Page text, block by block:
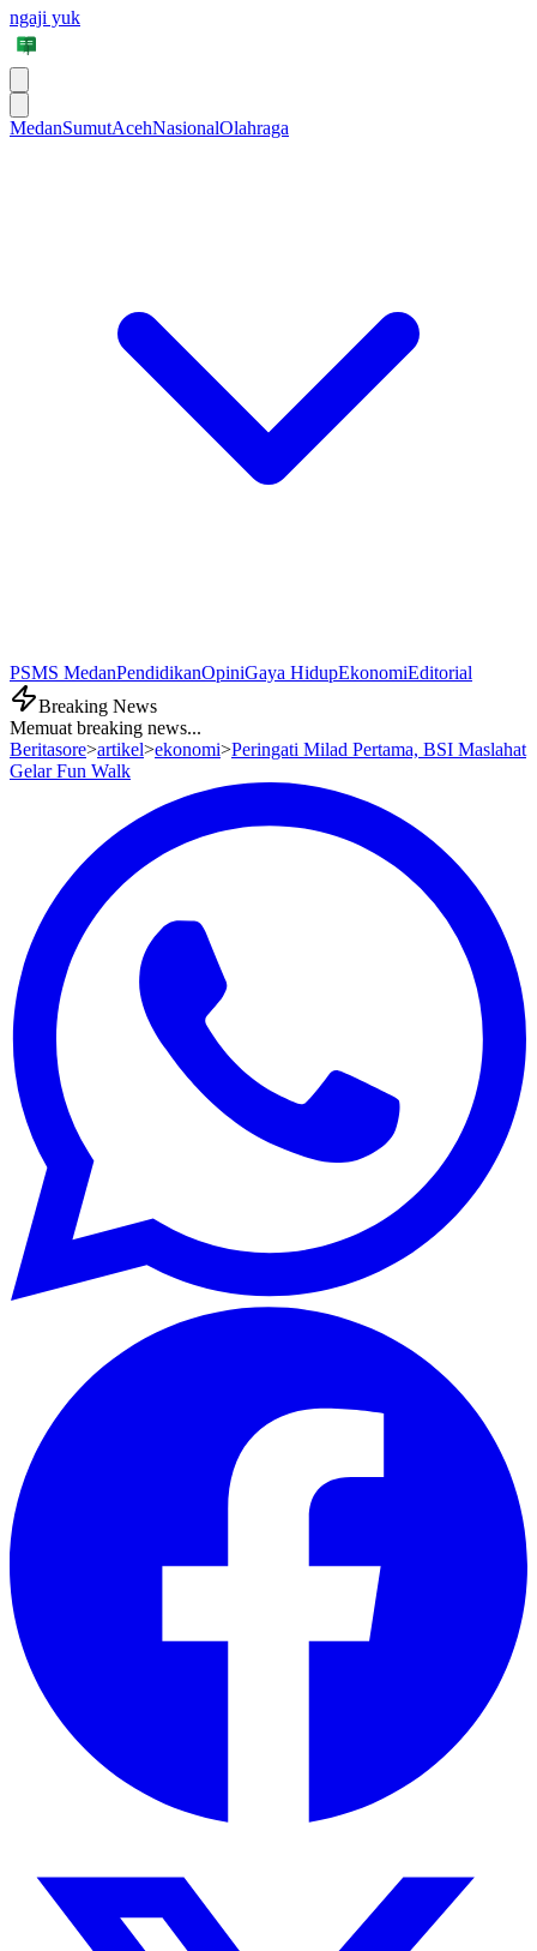
ngaji yuk
MedanSumutAcehNasionalOlahraga
PSMS MedanPendidikanOpiniGaya HidupEkonomiEditorial
Breaking News
Memuat breaking news...
Beritasore>artikel>ekonomi>Peringati Milad Pertama, BSI Maslahat
Gelar Fun Walk